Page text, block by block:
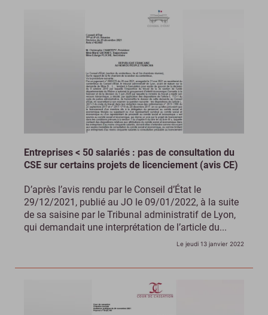
Entreprises < 50 salariés : pas de consultation du
CSE sur certains projets de licenciement (avis CE)
D’après l’avis rendu par le Conseil d’État le
29/12/2021, publié au JO le 09/01/2022, à la suite
de sa saisine par le Tribunal administratif de Lyon,
qui demandait une interprétation de l’article du...
Le jeudi 13 janvier 2022